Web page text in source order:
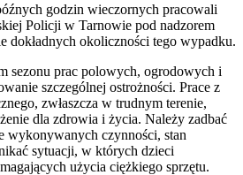
godzin wieczornych pracowali
Policji w Tarnowie pod nadzorem
dokładnych okoliczności tego wypadku.
sezonu prac polowych, ogrodowych i
szczególnej ostrożności. Prace z
zwłaszcza w trudnym terenie,
dla zdrowia i życia. Należy zadbać
wykonywanych czynności, stan
sytuacji, w których dzieci
użycia ciężkiego sprzętu.